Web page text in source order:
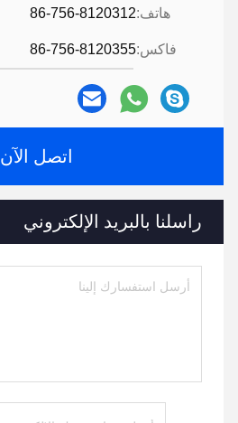
هاتف:86-756-8120312
فاكس:86-756-8120355
اتصل الآن
راسلنا بالبريد الإلكتروني